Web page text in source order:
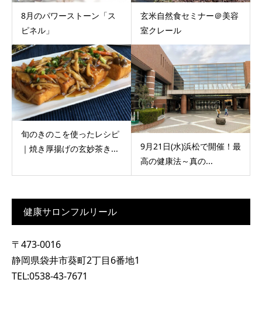
8月のパワーストーン「ス
ピネル」
玄米自然食セミナー＠美容
室クレール
旬のきのこを使ったレシピ
｜焼き厚揚げの玄妙茶き...
9月21日(水)浜松で開催！最
高の健康法～真の...
健康サロンフルリール
〒473-0016
静岡県袋井市葵町2丁目6番地1
TEL:0538-43-7671